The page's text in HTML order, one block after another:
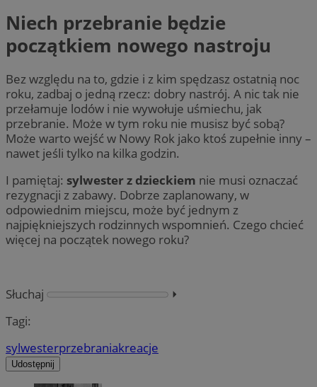
Niech przebranie będzie
początkiem nowego nastroju
Bez względu na to, gdzie i z kim spędzasz ostatnią noc
roku, zadbaj o jedną rzecz: dobry nastrój. A nic tak nie
przełamuje lodów i nie wywołuje uśmiechu, jak
przebranie. Może w tym roku nie musisz być sobą?
Może warto wejść w Nowy Rok jako ktoś zupełnie inny –
nawet jeśli tylko na kilka godzin.
I pamiętaj: sylwester z dzieckiem nie musi oznaczać
rezygnacji z zabawy. Dobrze zaplanowany, w
odpowiednim miejscu, może być jednym z
najpiękniejszych rodzinnych wspomnień. Czego chcieć
więcej na początek nowego roku?
Słuchaj
⏵︎
Tagi:
sylwesterprzebraniakreacje
Udostępnij